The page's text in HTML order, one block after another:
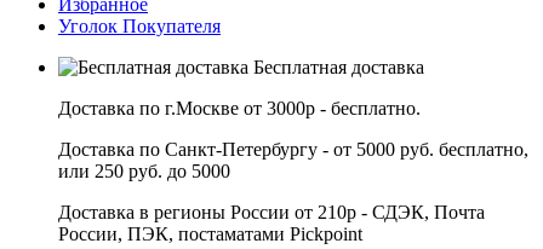
Избранное
Уголок Покупателя
Бесплатная доставка
Доставка по г.Москве от 3000р - бесплатно.
Доставка по Санкт-Петербургу - от 5000 руб. бесплатно,
или 250 руб. до 5000
Доставка в регионы России от 210р - СДЭК, Почта
России, ПЭК, постаматами Pickpoint